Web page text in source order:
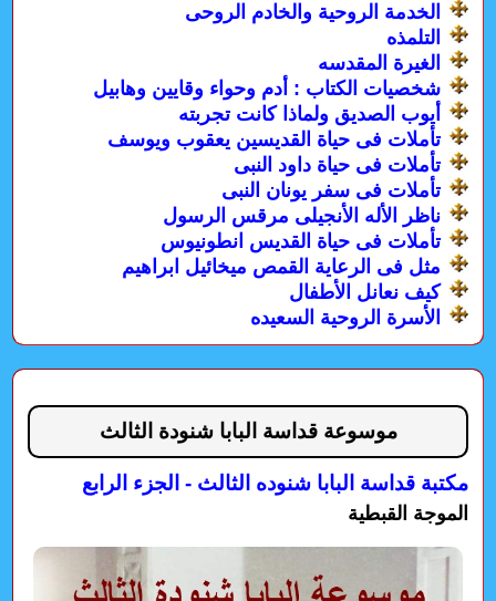
الخدمة الروحية والخادم الروحى
التلمذه
الغيرة المقدسه
شخصيات الكتاب : أدم وحواء وقايين وهابيل
أيوب الصديق ولماذا كانت تجربته
تأملات فى حياة القديسين يعقوب ويوسف
تأملات فى حياة داود النبى
تأملات فى سفر يونان النبى
ناظر الأله الأنجيلى مرقس الرسول
تأملات فى حياة القديس انطونيوس
مثل فى الرعاية القمص ميخائيل ابراهيم
كيف نعانل الأطفال
الأسرة الروحية السعيده
موسوعة قداسة البابا شنودة الثالث
مكتبة قداسة البابا شنوده الثالث - الجزء الرابع
الموجة القبطية